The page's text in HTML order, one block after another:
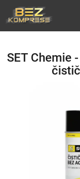
obsah
SET Chemie